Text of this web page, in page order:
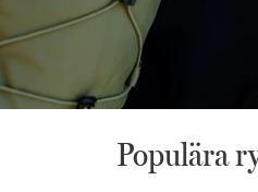
Populära